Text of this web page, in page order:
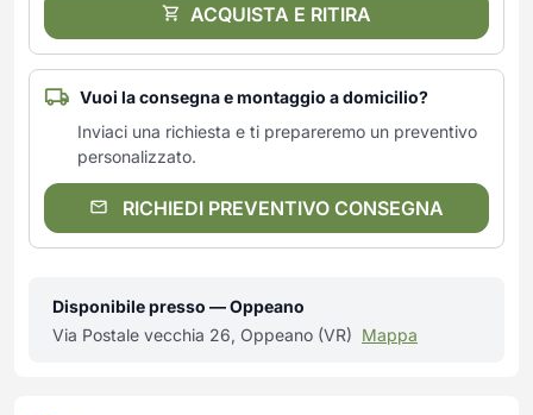
ACQUISTA E RITIRA
Vuoi la consegna e montaggio a domicilio?
Inviaci una richiesta e ti prepareremo un preventivo
personalizzato.
RICHIEDI PREVENTIVO CONSEGNA
Disponibile presso — Oppeano
Via Postale vecchia 26, Oppeano (VR) Mappa